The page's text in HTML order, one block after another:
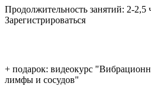
Продолжительность занятий: 2-2,5
Зарегистрироваться
+ подарок: видеокурс
лимфы и сосудов"